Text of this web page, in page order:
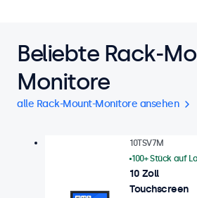
Beliebte Rack-
Monitore
alle Rack-Mount-Monitore ansehen
10 Zoll
Touchscreen
10TSV7M
100+ Stück auf